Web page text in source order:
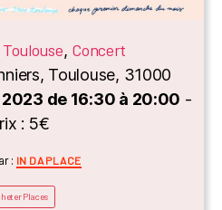
Toulouse, Concert
Toulouse, 31000
de 16:30 à 20:00 -
: 5€
Catégories
: IN DA PLACE
Places